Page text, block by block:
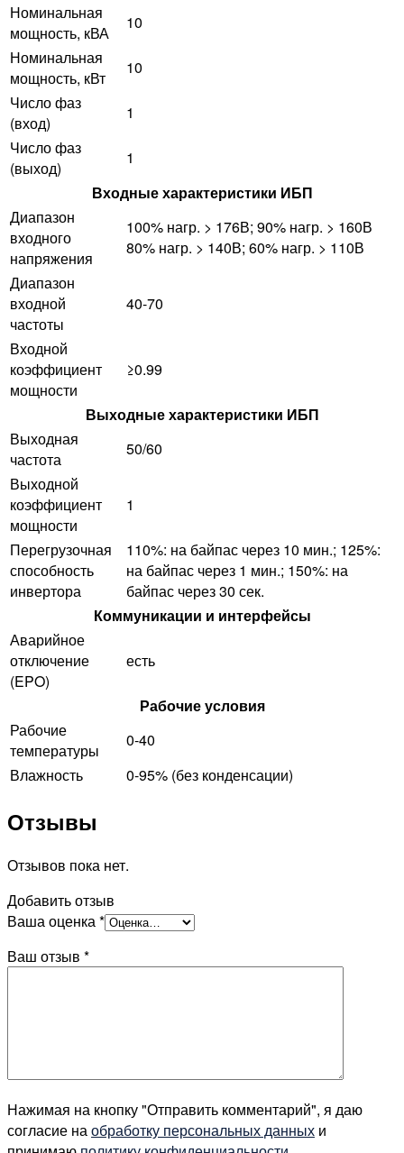
Номинальная
мощность, кВА
10
Номинальная
мощность, кВт
10
Число фаз
(вход)
1
Число фаз
(выход)
1
Входные характеристики ИБП
Диапазон
входного
напряжения
100% нагр. > 176В; 90% нагр. > 160В
80% нагр. > 140В; 60% нагр. > 110В
Диапазон
входной
частоты
40-70
Входной
коэффициент
мощности
≥0.99
Выходные характеристики ИБП
Выходная
частота
50/60
Выходной
коэффициент
мощности
1
Перегрузочная
способность
инвертора
110%: на байпас через 10 мин.; 125%:
на байпас через 1 мин.; 150%: на
байпас через 30 сек.
Коммуникации и интерфейсы
Аварийное
отключение
(EPO)
есть
Рабочие условия
Рабочие
температуры
0-40
Влажность
0-95% (без конденсации)
Отзывы
Отзывов пока нет.
Добавить отзыв
Ваша оценка*
Ваш отзыв *
Нажимая на кнопку "Отправить комментарий", я даю
согласие наобработку персональных данных и